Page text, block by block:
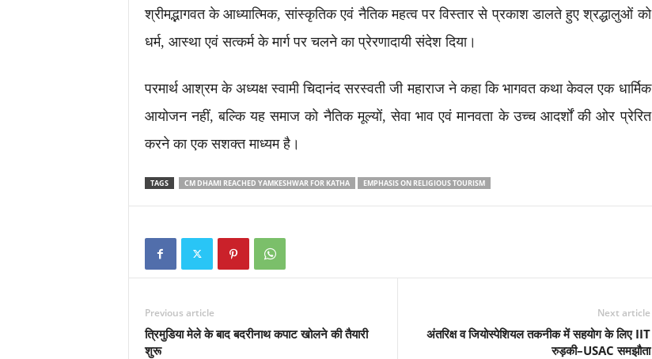
श्रीमद्भागवत के आध्यात्मिक, सांस्कृतिक एवं नैतिक महत्व पर विस्तार से प्रकाश डालते हुए श्रद्धालुओं को
धर्म, आस्था एवं सत्कर्म के मार्ग पर चलने का प्रेरणादायी संदेश दिया।
परमार्थ आश्रम के अध्यक्ष स्वामी चिदानंद सरस्वती जी महाराज ने कहा कि भागवत कथा केवल एक धार्मिक
आयोजन नहीं, बल्कि यह समाज को नैतिक मूल्यों, सेवा भाव एवं मानवता के उच्च आदर्शों की ओर प्रेरित
करने का एक सशक्त माध्यम है।
TAGS CM DHAMI REACHED YAMKESHWAR FOR KATHA EMPHASIS ON RELIGIOUS TOURISM
Previous article
त्रिमुडिया मेले के बाद बदरीनाथ कपाट खोलने की तैयारी
शुरू
Next article
अंतरिक्ष व जियोस्पेशियल तकनीक में सहयोग के लिए IIT
रुड़की–USAC समझौता